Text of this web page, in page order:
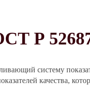
Р
систему
качества,